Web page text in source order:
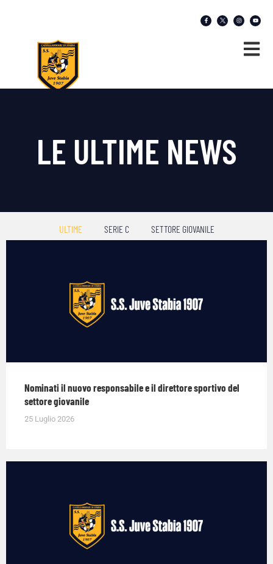
LE ULTIME NEWS
ULTIME SERIE C SETTORE GIOVANILE
Nominati il nuovo responsabile e il direttore sportivo del
settore giovanile
25 Luglio 2026